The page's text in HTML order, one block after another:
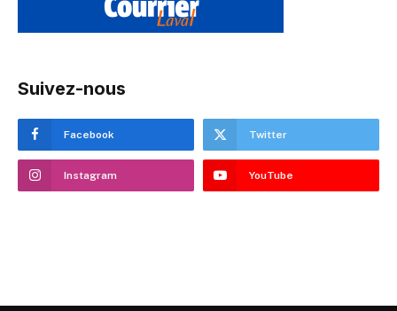
Suivez-nous
Facebook Twitter
Instagram YouTube